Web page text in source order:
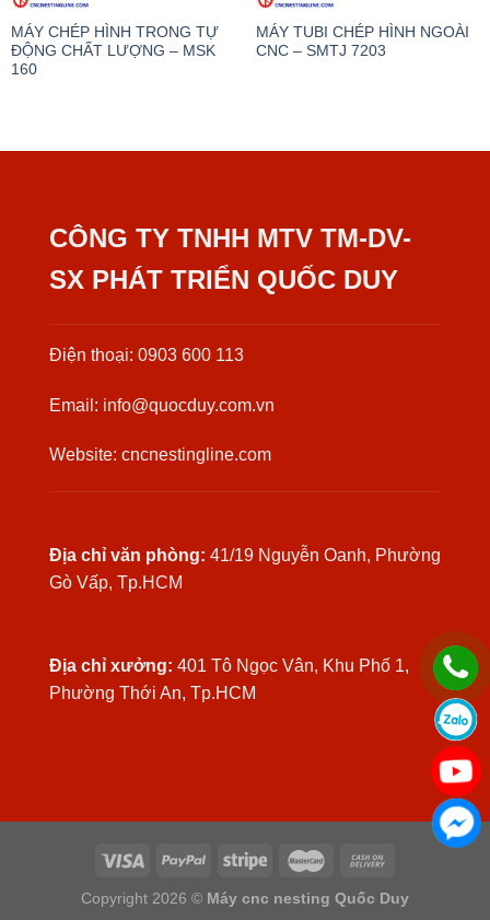
MÁY CHÉP HÌNH TRONG TỰ
ĐỘNG CHẤT LƯỢNG – MSK
160
MÁY TUBI CHÉP HÌNH NGOÀI
CNC – SMTJ 7203
CÔNG TY TNHH MTV TM-DV-
SX PHÁT TRIỂN QUỐC DUY
Điện thoại: 0903 600 113
Email: info@quocduy.com.vn
Website: cncnestingline.com
Địa chỉ văn phòng: 41/19 Nguyễn Oanh, Phường
Gò Vấp, Tp.HCM
Địa chỉ xưởng: 401 Tô Ngọc Vân, Khu Phố 1,
Phường Thới An, Tp.HCM
Copyright 2026 © Máy cnc nesting Quốc Duy